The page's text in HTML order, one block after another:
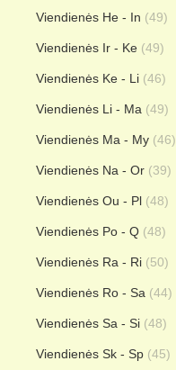
Viendienės He - In (49)
Viendienės Ir - Ke (49)
Viendienės Ke - Li (46)
Viendienės Li - Ma (49)
Viendienės Ma - My (46)
Viendienės Na - Or (39)
Viendienės Ou - Pl (48)
Viendienės Po - Q (48)
Viendienės Ra - Ri (50)
Viendienės Ro - Sa (44)
Viendienės Sa - Si (48)
Viendienės Sk - Sp (45)